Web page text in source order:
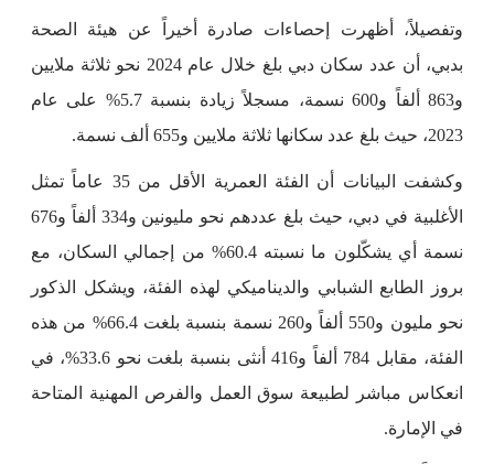
وتفصيلاً، أظهرت إحصاءات صادرة أخيراً عن هيئة الصحة
بدبي، أن عدد سكان دبي بلغ خلال عام 2024 نحو ثلاثة ملايين
و863 ألفاً و600 نسمة، مسجلاً زيادة بنسبة 5.7% على عام
2023، حيث بلغ عدد سكانها ثلاثة ملايين و655 ألف نسمة.
وكشفت البيانات أن الفئة العمرية الأقل من 35 عاماً تمثل
الأغلبية في دبي، حيث بلغ عددهم نحو مليونين و334 ألفاً و676
نسمة أي يشكّلون ما نسبته 60.4% من إجمالي السكان، مع
بروز الطابع الشبابي والديناميكي لهذه الفئة، ويشكل الذكور
نحو مليون و550 ألفاً و260 نسمة بنسبة بلغت 66.4% من هذه
الفئة، مقابل 784 ألفاً و416 أنثى بنسبة بلغت نحو 33.6%، في
انعكاس مباشر لطبيعة سوق العمل والفرص المهنية المتاحة
في الإمارة.